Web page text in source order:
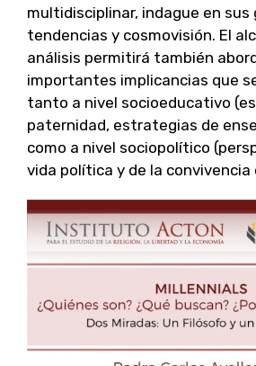
multidisciplinar, indague en sus
tendencias y cosmovisión. El
análisis permitirá también
importantes implicancias que
tanto a nivel socioeducativo
paternidad, estrategias de
como a nivel sociopolítico
vida política y de la convivencia